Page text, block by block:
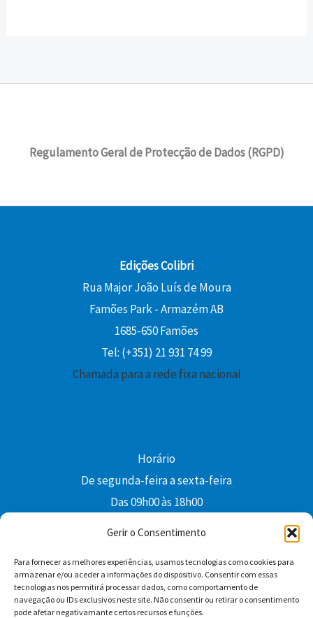
Gerir o Consentimento
Para fornecer as melhores experiências, usamos tecnologias como cookies para
armazenar e/ou aceder a informações do dispositivo. Consentir com essas
tecnologias nos permitirá processar dados, como comportamento de
navegação ou IDs exclusivos neste site. Não consentir ou retirar o consentimento
pode afetar negativamante certos recursos e funções.
Regulamento Geral de Protecção de Dados (RGPD)
Edições Colibri
Rua Major João Luís de Moura
Famões Park - Armazém AB
1685-650 Famões
Tel: (+351) 21 931 74 99
Chamada para a rede fixa nacional
Horário
De segunda-feira a sexta-feira
Das 09h00 às 18h00
Facebook YouTube Instagram
Whatsapp
Condições Gerais de Venda